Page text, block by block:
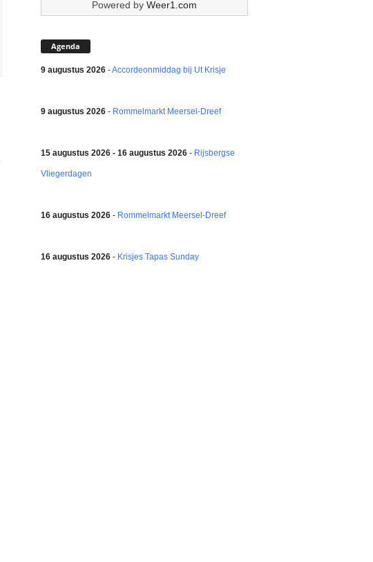
Powered by Weer1.com
Agenda
9 augustus 2026-Accordeonmiddag bij Ut Krisje
9 augustus 2026- Rommelmarkt Meersel-Dreef
15 augustus 2026 - 16 augustus 2026- Rijsbergse
Vliegerdagen
16 augustus 2026- Rommelmarkt Meersel-Dreef
16 augustus 2026- Krisjes Tapas Sunday